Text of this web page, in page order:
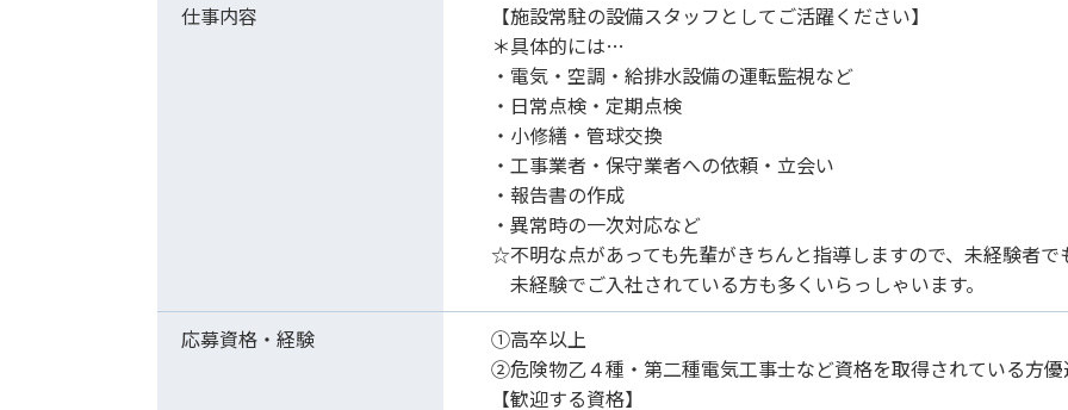
仕事内容
【施設常駐の設備スタッフとしてご活躍ください】
＊具体的には…
・電気・空調・給排水設備の運転監視など
・日常点検・定期点検
・小修繕・管球交換
・工事業者・保守業者への依頼・立会い
・報告書の作成
・異常時の一次対応など
☆不明な点があっても先輩がきちんと指導しますので、未経験者で
未経験でご入社されている方も多くいらっしゃいます。
応募資格・経験
①高卒以上
②危険物乙４種・第二種電気工事士など資格を取得されている方優
【歓迎する資格】